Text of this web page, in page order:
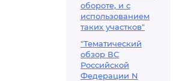
обороте, и с
использованием
таких участков"
"Тематический
обзор ВС
Российской
Федерации N